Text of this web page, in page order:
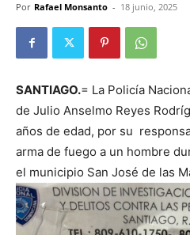
Por Rafael Monsanto - 18 junio, 2025
SANTIAGO.= La Policía
de Julio Anselmo Reyes
años de edad, por su
arma de fuego a un hombre
el municipio San José de las